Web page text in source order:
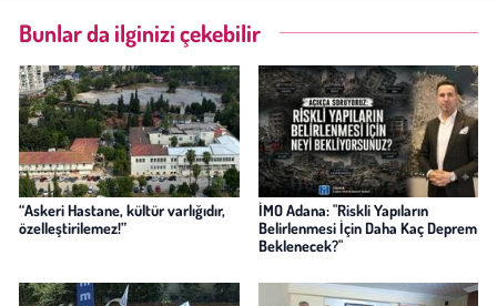
Bunlar da ilginizi çekebilir
“Askeri Hastane, kültür varlığıdır,
özelleştirilemez!”
İMO Adana: "Riskli Yapıların
Belirlenmesi İçin Daha Kaç Deprem
Beklenecek?"